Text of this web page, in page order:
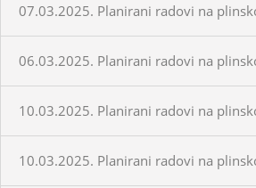
07.03.2025. Planirani radovi na
06.03.2025. Planirani radovi na
10.03.2025. Planirani radovi na
10.03.2025. Planirani radovi na